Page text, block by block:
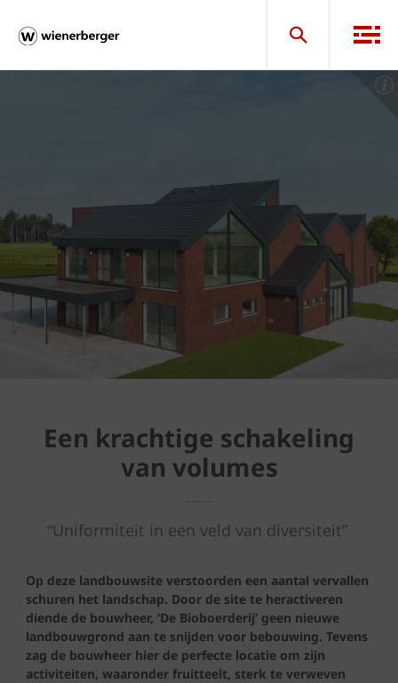
Een krachtige schakeling
van volumes
“Uniformiteit in een veld van diversiteit”
Op deze landbouwsite verstoorden een aantal vervallen
schuren het landschap. Door de site te heractiveren
diende de bouwheer, ‘De Bioboerderij’ geen nieuwe
landbouwgrond aan te snijden voor bebouwing. Tevens
zag de bouwheer hier de perfecte locatie om zijn
activiteiten, waaronder fruitteelt, sterk te verweven